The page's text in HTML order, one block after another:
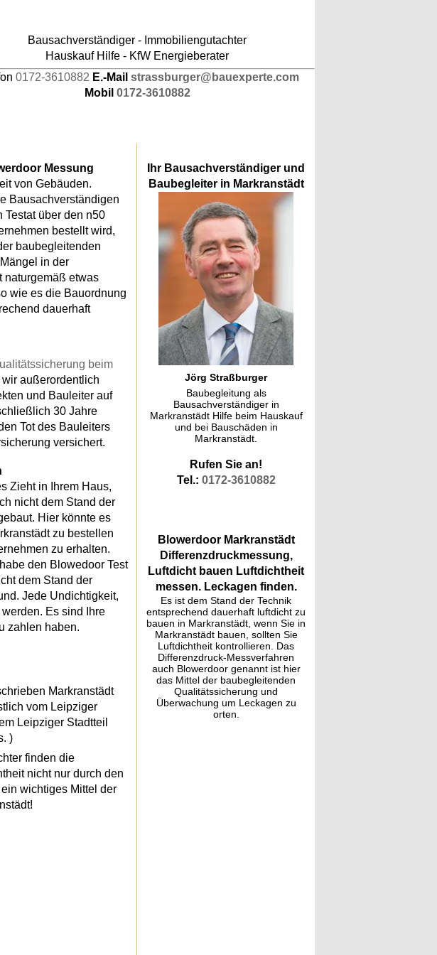
Bausachverständiger - Immobiliengutachter
Hauskauf Hilfe - KfW Energieberater
0172-3610882 E.-Mail strassburger@bauexperte.com
Mobil 0172-3610882
Ihr Bausachverständiger und
Baubegleiter in Markranstädt
Jörg Straßburger
Baubegleitung als
Bausachverständiger in
Markranstädt Hilfe beim Hauskauf
und bei Bauschäden in
Markranstädt.
Rufen Sie an!
Tel.: 0172-3610882
Blowerdoor Markranstädt
Differenzdruckmessung,
Luftdicht bauen Luftdichtheit
messen. Leckagen finden.
Es ist dem Stand der Technik
entsprechend dauerhaft luftdicht zu
bauen in Markranstädt, wenn Sie in
Markranstädt bauen, sollten Sie
Luftdichtheit kontrollieren. Das
Differenzdruck-Messverfahren
auch Blowerdoor genannt ist hier
das Mittel der baubegleitenden
Qualitätssicherung und
Überwachung um Leckagen zu
orten.
Messung
von Gebäuden.
Bausachverständigen
Testat über den n50
bestellt wird,
baubegleitenden
in der
naturgemäß etwas
wie es die Bauordnung
dauerhaft
beim
außerordentlich
und Bauleiter auf
30 Jahre
Tot des Bauleiters
versichert.
Zieht in Ihrem Haus,
nicht dem Stand der
Hier könnte es
zu bestellen
zu erhalten.
den Blowedoor Test
dem Stand der
Jede Undichtigkeit,
Es sind Ihre
zahlen haben.
Markranstädt
vom Leipziger
Leipziger Stadtteil
)
finden die
nicht nur durch den
wichtiges Mittel der